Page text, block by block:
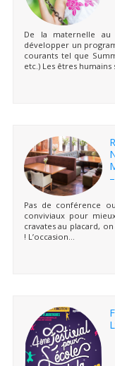
De la maternelle
développer un
courants tel que
etc.) Les êtres humains
Pas de conférence
conviviaux pour
cravates au placard,
! L’occasion...